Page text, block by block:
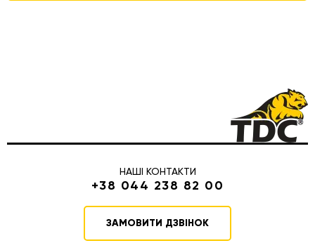
НАШІ КОНТАКТИ
+38 044 238 82 00
ЗАМОВИТИ ДЗВІНОК